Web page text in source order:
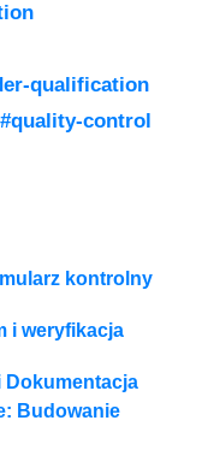
qualification
#quality-control
kontrolny
i weryfikacja
Dokumentacja
Budowanie